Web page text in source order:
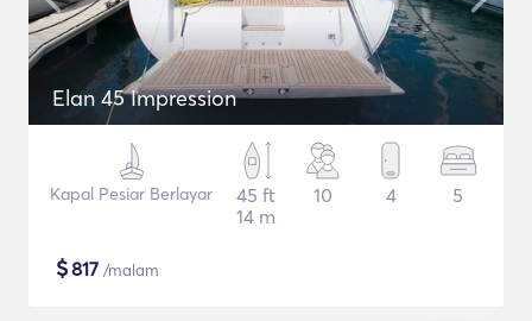
Elan 45 Impression
Kapal Pesiar Berlayar
45 ft
14 m
10 4 5
$817 /malam